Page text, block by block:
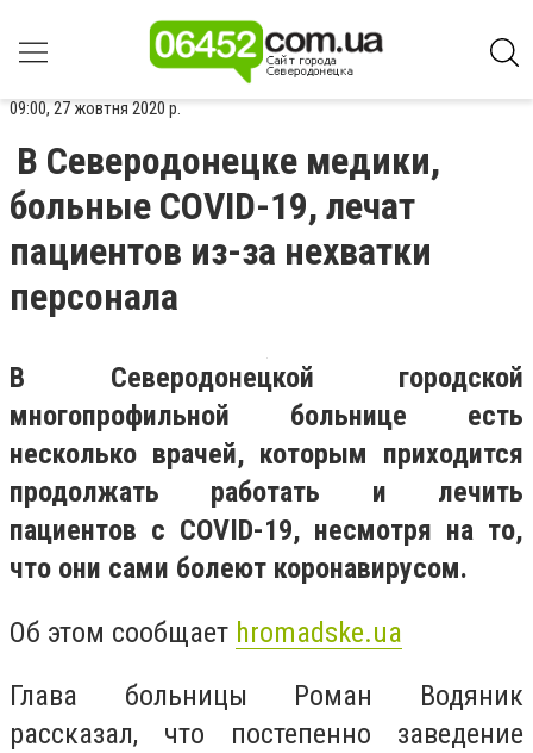
09:00, 27 жовтня 2020 р.
В Северодонецке медики,
больные COVID-19, лечат
пациентов из-за нехватки
персонала
В Северодонецкой городской
многопрофильной больнице есть
несколько врачей, которым приходится
продолжать работать и лечить
пациентов с COVID-19, несмотря на то,
что они сами болеют коронавирусом.
Об этом сообщает hromadske.ua
Глава больницы Роман Водяник
рассказал, что постепенно заведение